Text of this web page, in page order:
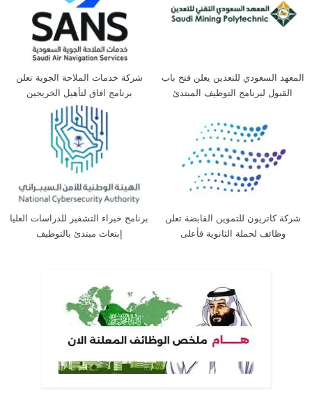
المعهد السعودي للتعدين يعلن فتح باب
القبول لبرنامج التوظيف المبتدئ
شركة خدمات الملاحة الجوية تعلن
برنامج افاق لتأهيل الخريجين
شركة كاتريون للتموين القابضة تعلن
وظائف لحملة الثانوية فأعلى
برنامج خبراء التشفير للدراسات العليا
إبتعاث مبتدئ بالتوظيف